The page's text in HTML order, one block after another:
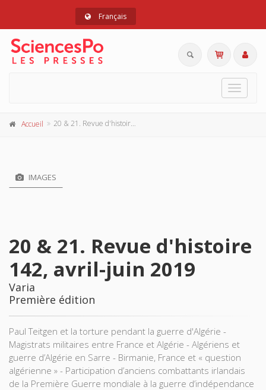
Français
Toggle
Accueil 20 & 21. Revue d'histoire 142, avril-juin 2019
IMAGES
20 & 21. Revue d'histoire
142, avril-juin 2019
Varia
Première édition
Paul Teitgen et la torture pendant la guerre d'Algérie -
Magistrats militaires entre France et Algérie - Algériens et
guerre d’Algérie en Sarre - Birmanie, France et « question
algérienne » - Participation d’anciens combattants irlandais
de la Première Guerre mondiale à la guerre d’indépendance